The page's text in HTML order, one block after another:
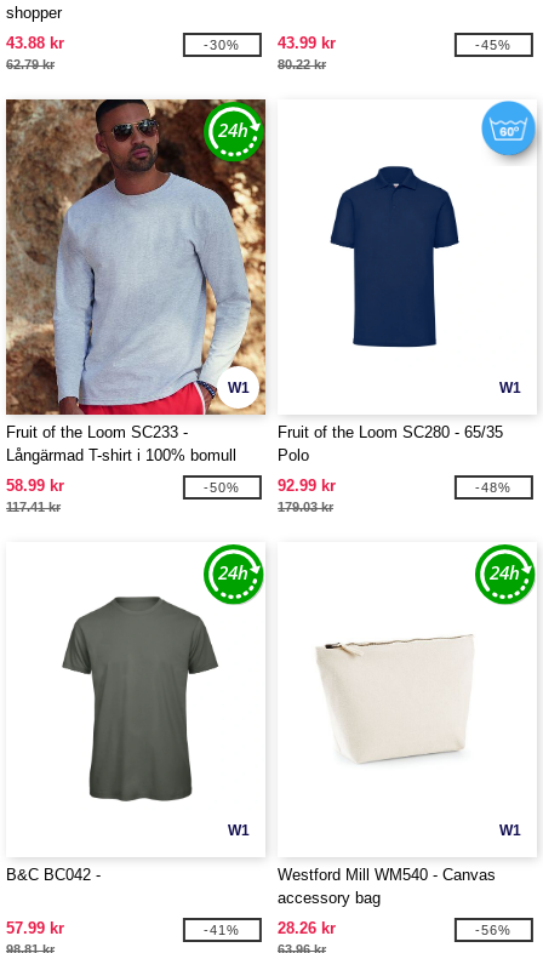
shopper
43.88 kr
62.79 kr
-30% 43.99 kr
80.22 kr
-45%
W1
Fruit of the Loom SC233 -
Långärmad T-shirt i 100% bomull
herr
58.99 kr
117.41 kr
-50%
W1
Fruit of the Loom SC280 - 65/35
Polo
92.99 kr
179.03 kr
-48%
W1
B&C BC042 -
57.99 kr
98.81 kr
-41%
W1
Westford Mill WM540 - Canvas
accessory bag
28.26 kr
63.96 kr
-56%